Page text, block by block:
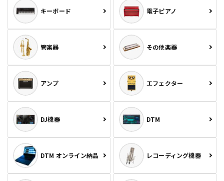
キーボード 電子ピアノ
管楽器 その他楽器
アンプ エフェクター
DJ機器 DTM
DTM オンライン納品 レコーディング機器